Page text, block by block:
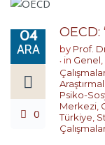
04
ARA
0
OECD:
by Prof.
in Genel
Psiko-
Merkezi
Türkiye